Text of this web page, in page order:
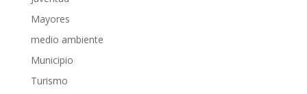
Mayores
medio ambiente
Municipio
Turismo